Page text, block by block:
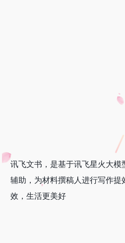
讯飞文书，是基于讯飞星火大
辅助，为材料撰稿人进行写作
效，生活更美好